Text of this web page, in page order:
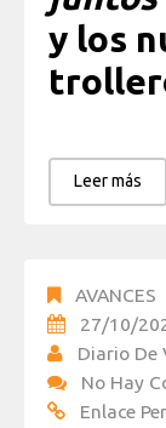
y los
Leer más
AVANCES
27/10/
Diario De
No Hay
Enlace